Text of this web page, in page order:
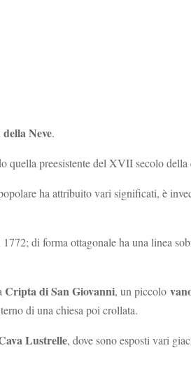
Neve.
quella preesistente del XVII secolo
ha attribuito vari significati, è
di forma ottagonale ha una linea
Cripta di San Giovanni, un piccolo
di una chiesa poi crollata.
Lustrelle, dove sono esposti vari